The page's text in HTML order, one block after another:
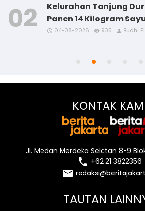
access_time remove_red_eye person
Kelurahan Tanjung
Panen 14 Kilogram
access_time 04-08-2026 remove_red_eye 905 person Budhi
access_time remove_red_eye person
access_time remove_red_eye person
KONTAK
Jl. Medan Merdeka Selatan 8-9
local_phone +62 21 3822356
email
TAUTAN